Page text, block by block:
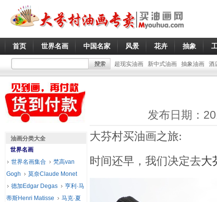
首页 世界名画 中国名家 风景 花卉 抽象
超现实油画 新中式油画 抽象油画 酒
发布日期：
大芬村买油画之旅:
时间还早，我们决定去大
油画分类大全
世界名画
世界名画集合
梵高van
Gogh
莫奈Claude Monet
德加Edgar Degas
亨利·马
蒂斯Henri Matisse
马克·夏